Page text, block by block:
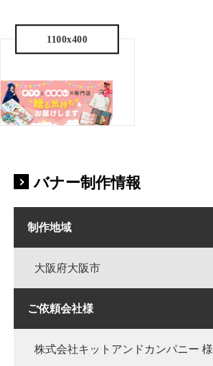
1100x400
バナー制作情報
制作地域
大阪府大阪市
ご依頼会社様
株式会社キットアンドカンパニー 様